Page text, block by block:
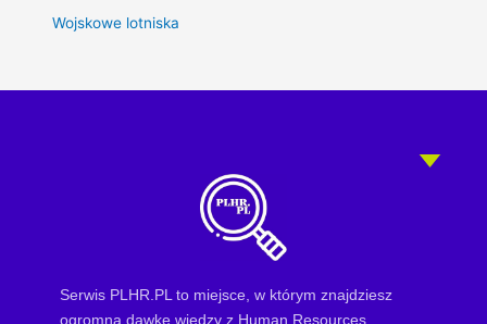
Wojskowe lotniska
Serwis PLHR.PL to miejsce, w którym znajdziesz
ogromną dawkę wiedzy z Human Resources.